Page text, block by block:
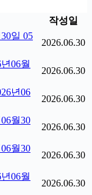
작성일
일 05
2026.06.30
06월
2026.06.30
년06
2026.06.30
월30
2026.06.30
월30
2026.06.30
06월
2026.06.30